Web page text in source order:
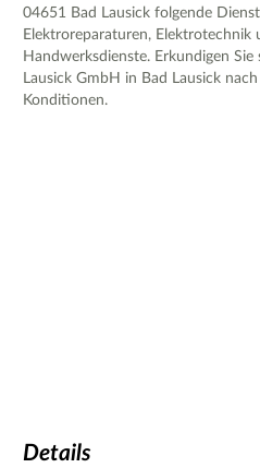
04651 Bad Lausick folgende
Elektroreparaturen, Elektrotechnik
Handwerksdienste. Erkundigen Sie
Lausick GmbH in Bad Lausick
Konditionen.
Details